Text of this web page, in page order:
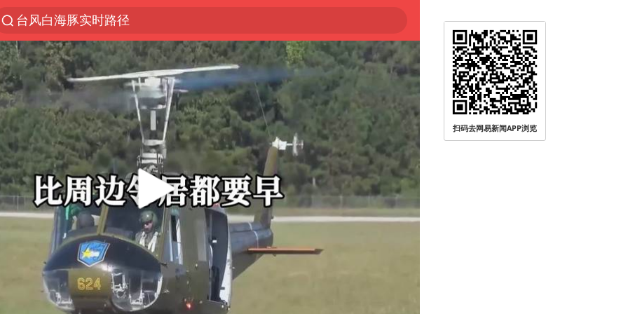
台风白海豚实时路径
向鹏0-3不敌张本智和
曝韩国足协为外籍裁判员安排色情招待
四川宜宾市高县4.9级地震致1人死亡
广东雷州通报特教老师招聘违规事件
我国外贸延续良好增长态势
“新疆阿勒泰八月能滑雪”不实
陈幸同晋级WTT横滨冠军赛8强
泰国枪击案凶手先杀祖父母后行凶
“立秋的第一杯奶茶”又爆单了
国防部：坚决反制任何闹海挑衅图谋
扫码去网易新闻APP浏览